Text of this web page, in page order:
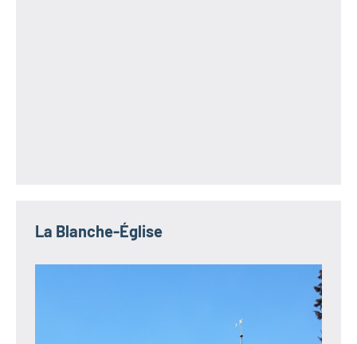
La Blanche-Église